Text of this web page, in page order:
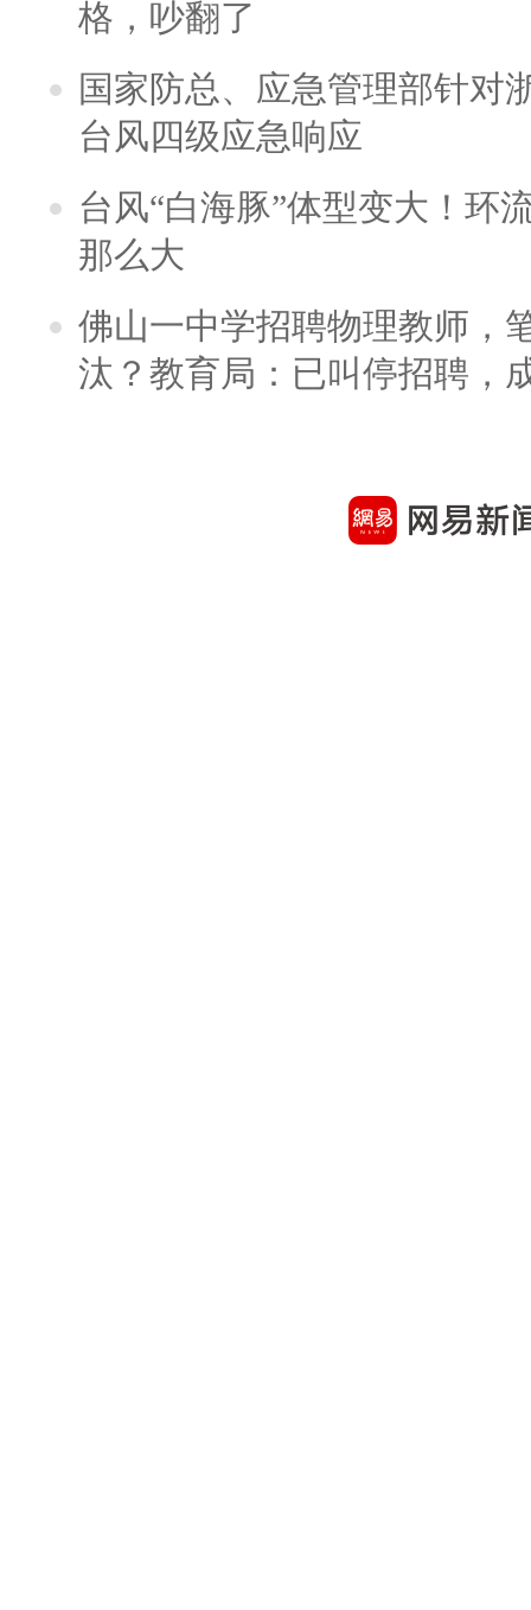
格，吵翻了
国家防总、应急管理部针对
台风四级应急响应
台风“白海豚”体型变大！环
那么大
佛山一中学招聘物理教师，
汰？教育局：已叫停招聘，